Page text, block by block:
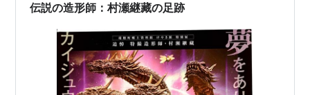
伝説の造形師：村瀬継藏の足跡